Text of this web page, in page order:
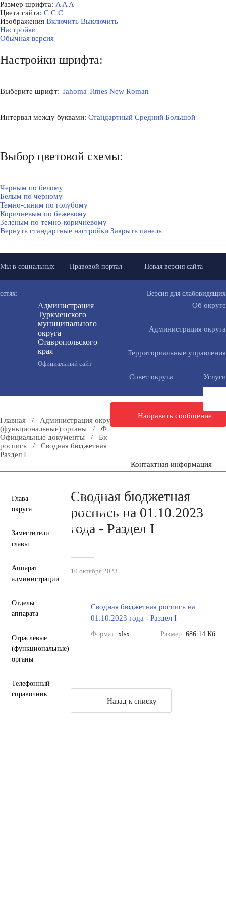
Размер шрифта: A A A
Цвета сайта: С С С
Изображения Включить Выключить
Настройки
Обычная версия
Настройки шрифта:
Выберите шрифт: Tahoma Times New Roman
Интервал между буквами: Стандартный Средний Большой
Выбор цветовой схемы:
Черным по белому
Белым по черному
Темно-синим по голубому
Коричневым по бежевому
Зеленым по темно-коричневому
Вернуть стандартные настройки Закрыть панель
Мы в социальных
сетях:
Правовой портал Новая версия сайта
Версия для слабовидящих
Администрация
Туркменского
муниципального
округа
Ставропольского
края
Официальный сайт
Об округе
Администрация округа
Территориальные управления
Совет округа Услуги
Направить сообщение
Контактная информация
Инвестиционная деятельность
Общественная приемная
Противодействие коррупции
Информация для участников СВО и членов их семей
Полезная информация
Формирование комфортной городской среды
Муниципальная служба
Защита населения и территорий от чрезвычайных
ситуаций
Вестник ТМО
Всероссийская перепись населения 2021
Государственные и муниципальные учреждения
Перечень пространственных сведений
Персональные данные
Региональный проект "Защитники"
Главная / Администрация округа
Отраслевые
(функциональные) органы
/ Финансовое управление
/
Официальные документы
/ Бюджет
роспись
/
Сводная бюджетная роспись на 01.10.2023 года -
Раздел I
Глава
округа
Заместители
главы
Аппарат
администрации
Отделы
аппарата
Отраслевые
(функциональные)
органы
Телефонный
справочник
Сводная бюджетная
роспись на 01.10.2023
года - Раздел I
10 октября 2023
Сводная бюджетная роспись на
01.10.2023 года - Раздел I
Формат: xlsx Размер: 686.14 Кб
Назад к списку